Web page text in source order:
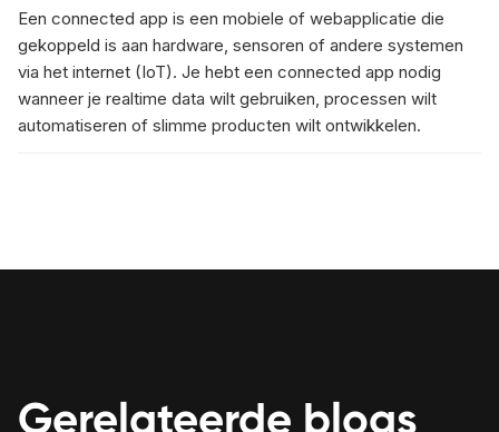
Een connected app is een mobiele of webapplicatie die
gekoppeld is aan hardware, sensoren of andere systemen
via het internet (IoT). Je hebt een connected app nodig
wanneer je realtime data wilt gebruiken, processen wilt
automatiseren of slimme producten wilt ontwikkelen.
Gerelateerde blogs